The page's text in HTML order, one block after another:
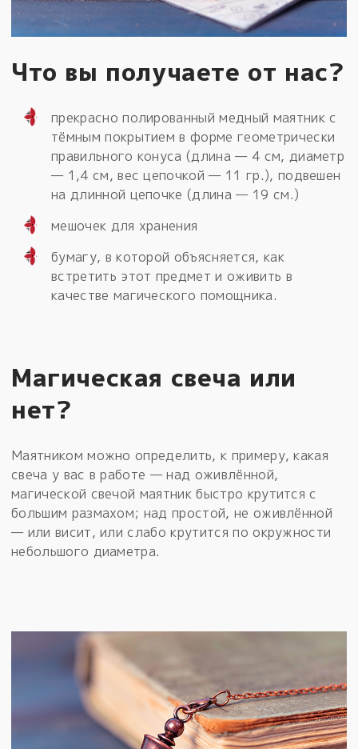
Что вы получаете от нас?
прекрасно полированный медный маятник с
тёмным покрытием в форме геометрически
правильного конуса (длина — 4 см, диаметр
— 1,4 см, вес цепочкой — 11 гр.), подвешен
на длинной цепочке (длина — 19 см.)
мешочек для хранения
бумагу, в которой объясняется, как
встретить этот предмет и оживить в
качестве магического помощника.
Магическая свеча или
нет?
Маятником можно определить, к примеру, какая
свеча у вас в работе — над оживлённой,
магической свечой маятник быстро крутится с
большим размахом; над простой, не оживлённой
— или висит, или слабо крутится по окружности
небольшого диаметра.